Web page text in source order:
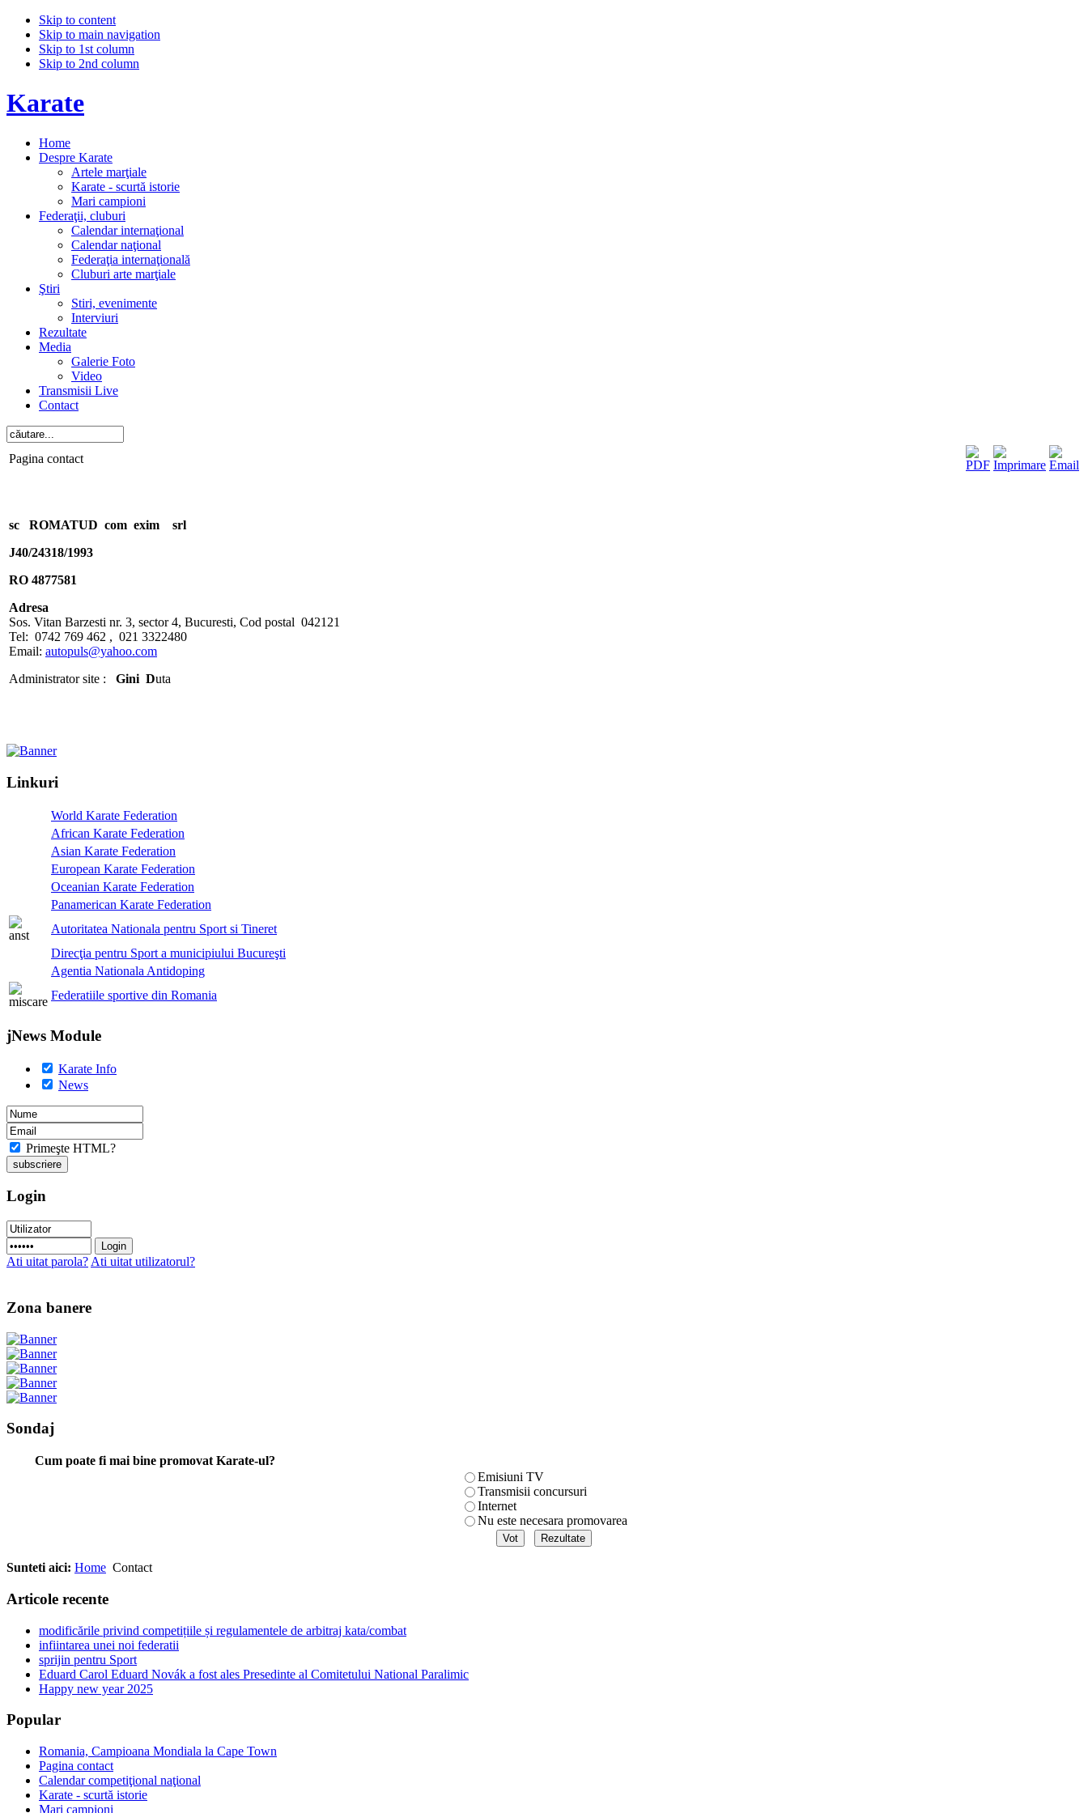
Skip to content
Skip to main navigation
Skip to 1st column
Skip to 2nd column
Karate
Home
Despre Karate
Artele marţiale
Karate - scurtă istorie
Mari campioni
Federaţii, cluburi
Calendar internaţional
Calendar naţional
Federaţia internaţională
Cluburi arte marţiale
Ştiri
Stiri, evenimente
Interviuri
Rezultate
Media
Galerie Foto
Video
Transmisii Live
Contact
Pagina contact
sc ROMATUD com exim srl
J40/24318/1993
RO 4877581
Adresa
Sos. Vitan Barzesti nr. 3, sector 4, Bucuresti, Cod postal 042121
Tel: 0742 769 462 , 021 3322480
Email: autopuls@yahoo.com
Administrator site : Gini Duta
Linkuri
World Karate Federation
African Karate Federation
Asian Karate Federation
European Karate Federation
Oceanian Karate Federation
Panamerican Karate Federation
Autoritatea Nationala pentru Sport si Tineret
Direcţia pentru Sport a municipiului Bucureşti
Agentia Nationala Antidoping
Federatiile sportive din Romania
jNews Module
Karate Info
News
Primeşte HTML?
Login
Ati uitat parola? Ati uitat utilizatorul?
Zona banere
Sondaj
Cum poate fi mai bine promovat Karate-ul?
Emisiuni TV
Transmisii concursuri
Internet
Nu este necesara promovarea
Sunteti aici: Home Contact
Articole recente
modificările privind competițiile și regulamentele de arbitraj kata/combat
infiintarea unei noi federatii
sprijin pentru Sport
Eduard Carol Eduard Novák a fost ales Presedinte al Comitetului National Paralimic
Happy new year 2025
Popular
Romania, Campioana Mondiala la Cape Town
Pagina contact
Calendar competiţional naţional
Karate - scurtă istorie
Mari campioni